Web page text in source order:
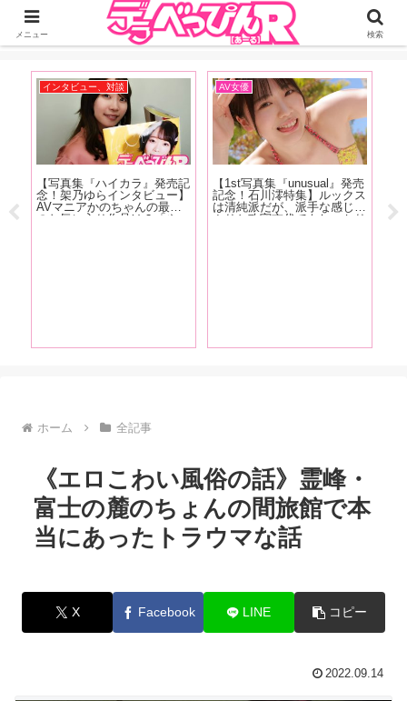
ジーオーティーが運営するちょっとHなニュースサイ。サイト内のリンクには
DMMアフィリエイトが含まれているものがあります
、
インタビュー、対談
【写真集『ハイカラ』発売記
念！架乃ゆらインタビュー】
AVマニアかのちゃんの最近
のお気に入り作品は？「やっ
AV女優
【1st写真集『unusual』発売
記念！石川澪特集】ルックス
は清純派だが、派手な感じっ
ぷりと攻守交代でもしっかり
カ
優
ホーム 全記事
《エロこわい風俗の話》霊峰・
富士の麓のちょんの間旅館で本
当にあったトラウマな話
X Facebook LINE コピー
2022.09.14
メニュー 検索